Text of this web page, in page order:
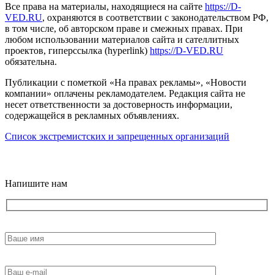
Все права на материалы, находящиеся на сайте https://D-
VED.RU, охраняются в соответствии с законодательством РФ,
в том числе, об авторском праве и смежных правах. При
любом использовании материалов сайта и сателлитных
проектов, гиперссылка (hyperlink) https://D-VED.RU
обязательна.
Публикации с пометкой «На правах рекламы», «Новости
компании» оплачены рекламодателем. Редакция сайта не
несет ответственности за достоверность информации,
содержащейся в рекламных объявлениях.
Список экстремистских и запрещенных организаций
Напишите нам